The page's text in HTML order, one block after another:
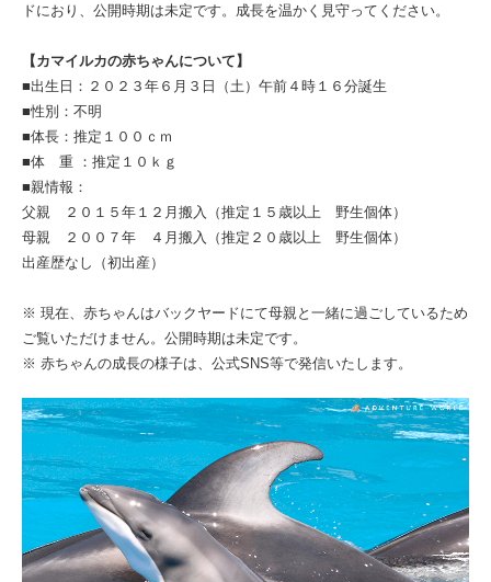
ドにおり、公開時期は未定です。成長を温かく見守ってください。
【カマイルカの赤ちゃんについて】
■出生日：２０２３年６月３日（土）午前４時１６分誕生
■性別：不明
■体長：推定１００ｃｍ
■体 重 ：推定１０ｋｇ
■親情報：
父親 ２０１５年１２月搬入（推定１５歳以上 野生個体）
母親 ２００７年 ４月搬入（推定２０歳以上 野生個体）
出産歴なし（初出産）
※ 現在、⾚ちゃんはバックヤードにて⺟親と⼀緒に過ごしているため
ご覧いただけません。公開時期は未定です。
※ 赤ちゃんの成⻑の様⼦は、公式SNS等で発信いたします。